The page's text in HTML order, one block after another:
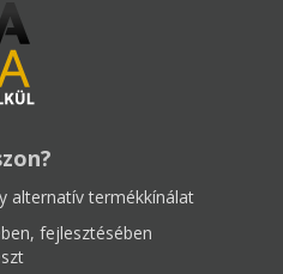
alternatív termékkínálat
fejlesztésében